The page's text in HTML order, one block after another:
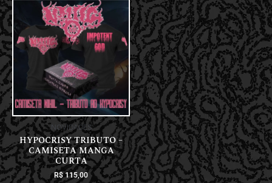
NOVIDADES
HYPOCRISY TRIBUTO –
CAMISETA MANGA
CURTA
R$115,00